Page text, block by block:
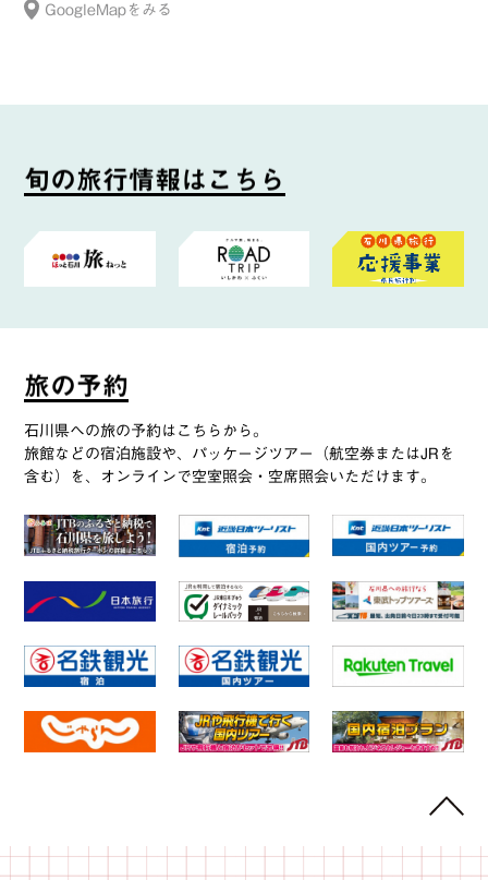
GoogleMapをみる
旬の旅行情報は こ ち ら
旅の予約
石川県への旅の予約はこちらから。
旅館などの宿泊施設や、パッケージツアー（航空券またはJRを
含む）を、オンラインで空室照会・空席照会いただけます。